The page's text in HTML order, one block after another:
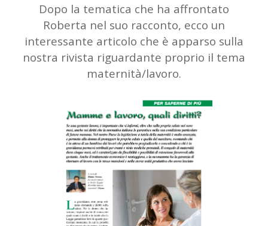
Dopo la tematica che ha affrontato
Roberta nel suo racconto, ecco un
interessante articolo che è apparso sulla
nostra rivista riguardante proprio il tema
maternità/lavoro.